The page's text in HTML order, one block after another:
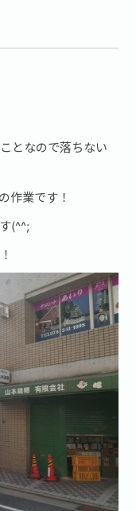
となので落ちない
作業です！
(^^;